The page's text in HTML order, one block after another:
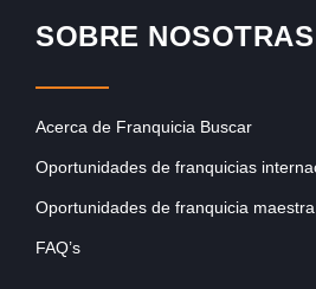
SOBRE NOSOTRAS
Acerca de Franquicia Buscar
Oportunidades de franquicias
Oportunidades de franquicia maestra
FAQ’s